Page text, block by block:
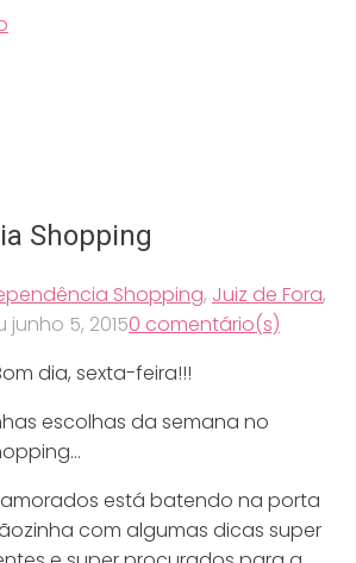
Shopping
Shopping, Juiz de Fora,
junho 5, 20150 comentário(s)
dia, sexta-feira!!!
escolhas da semana no
está batendo na porta
com algumas dicas super